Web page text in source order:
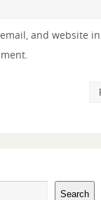
and website
Search